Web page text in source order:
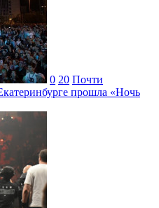
0 20 Почти
прошла «Ночь